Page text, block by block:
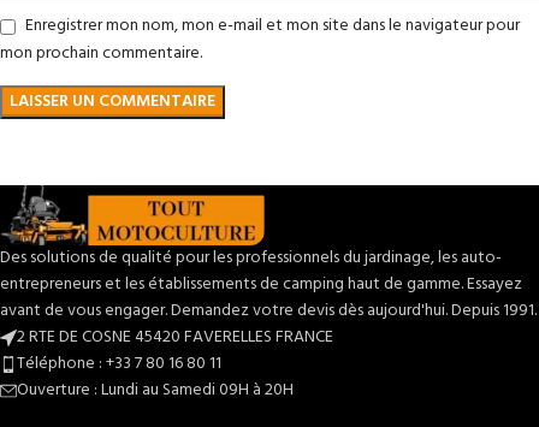
Enregistrer mon nom, mon e-mail et mon site dans le navigateur pour
mon prochain commentaire.
Des solutions de qualité pour les professionnels du jardinage, les auto-
entrepreneurs et les établissements de camping haut de gamme. Essayez
avant de vous engager. Demandez votre devis dès aujourd'hui. Depuis 1991.
2 RTE DE COSNE 45420 FAVERELLES FRANCE
Téléphone : +33 7 80 16 80 11
Ouverture : Lundi au Samedi 09H à 20H